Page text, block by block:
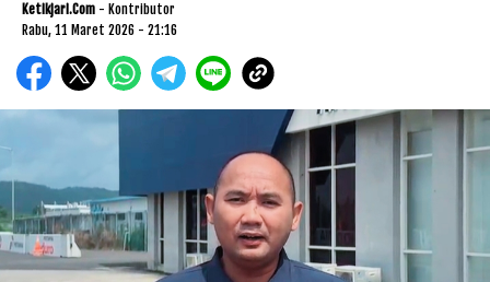
Ketikjari.com - Kontributor
Rabu, 11 Maret 2026 - 21:16